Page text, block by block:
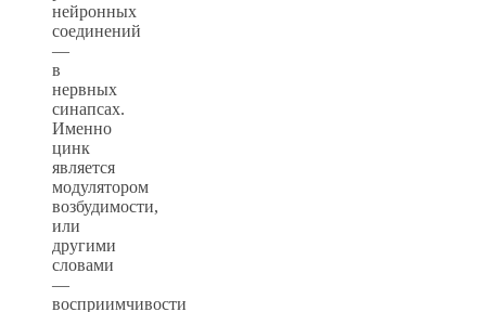
нейронных
соединений
—
в
нервных
синапсах.
Именно
цинк
является
модулятором
возбудимости,
или
другими
словами
—
восприимчивости